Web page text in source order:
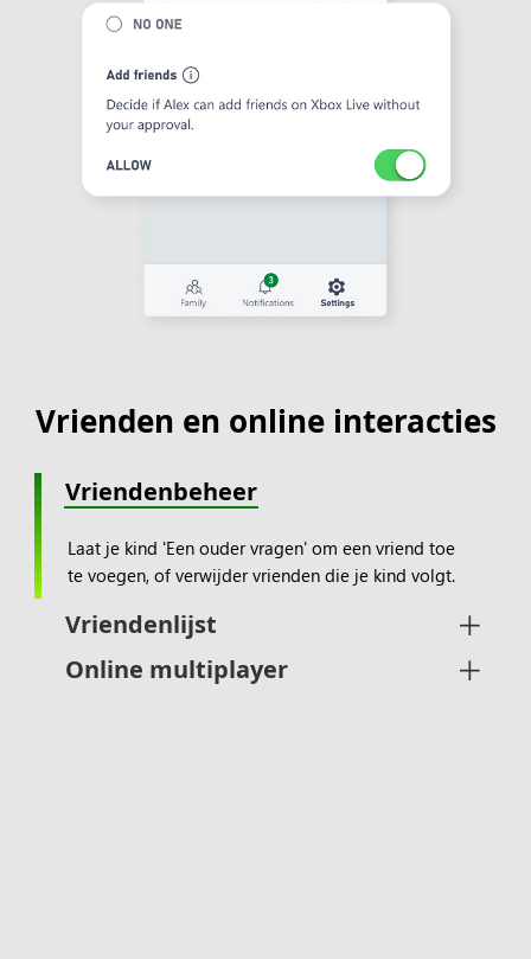
Vrienden en online interacties
Vriendenbeheer
Vriendenlijst
Online multiplayer
Laat je kind 'Een ouder vragen' om een vriend toe
te voegen, of verwijder vrienden die je kind volgt.